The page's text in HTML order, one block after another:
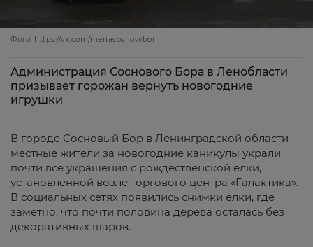
Фото: https://vk.com/meriasosnovybor
Администрация Соснового Бора в Ленобласти
призывает горожан вернуть новогодние
игрушки
В городе Сосновый Бор в Ленинградской области
местные жители за новогодние каникулы украли
почти все украшения с рождественской елки,
установленной возле торгового центра «Галактика».
В социальных сетях появились снимки елки, где
заметно, что почти половина дерева осталась без
декоративных шаров.